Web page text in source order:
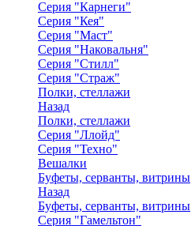
Серия "Карнеги"
Серия "Кея"
Серия "Маст"
Серия "Наковальня"
Серия "Стилл"
Серия "Страж"
Полки, стеллажи
Назад
Полки, стеллажи
Серия "Ллойд"
Серия "Техно"
Вешалки
Буфеты, серванты, витрины
Назад
Буфеты, серванты, витрины
Серия "Гамельтон"